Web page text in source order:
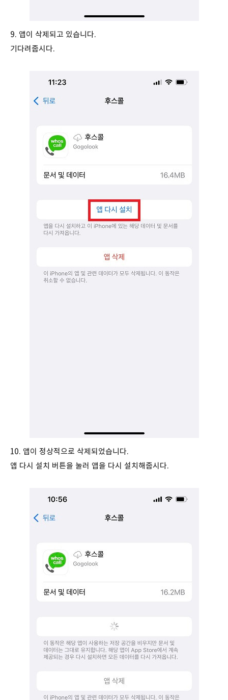
9. 앱이 삭제되고 있습니다.
기다려줍시다.
10. 앱이 정상적으로 삭제되었습니다.
앱 다시 설치 버튼을 눌러 앱을 다시 설치해줍시다.